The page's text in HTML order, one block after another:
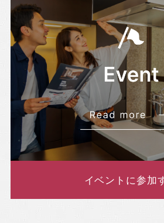
イベントに参加